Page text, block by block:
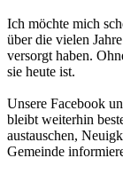
Ich möchte mich
über die vielen
versorgt haben.
sie heute ist.
Unsere Facebook
bleibt weiterhin
austauschen,
Gemeinde